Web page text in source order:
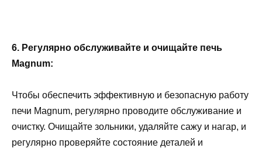
6. Регулярно обслуживайте и очищайте печь
Magnum:
Чтобы обеспечить эффективную и безопасную работу
печи Magnum, регулярно проводите обслуживание и
очистку. Очищайте зольники, удаляйте сажу и нагар, и
регулярно проверяйте состояние деталей и